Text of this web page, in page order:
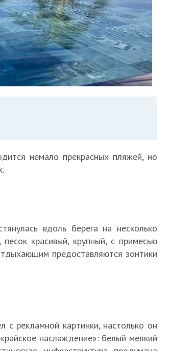
немало прекрасных пляжей, но
вдоль берега на несколько
красивый, крупный, с примесью
предоставляются зонтики
с рекламной картинки, настолько он
наслаждение»: белый мелкий